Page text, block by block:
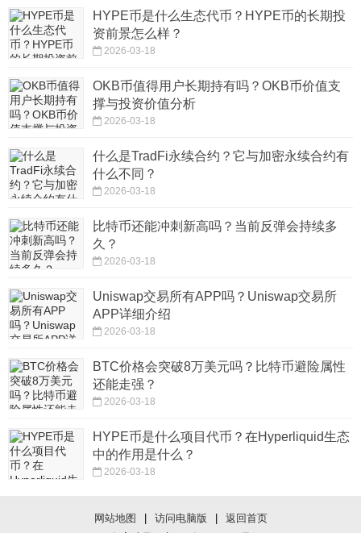
HYPE币是什么生态代币？HYPE币的长期投
资前景怎么样？
2026-03-18
OKB币值得用户长期持有吗？OKB币价值支
撑与投资价值分析
2026-03-18
什么是TradFi永续合约？它与加密永续合约有
什么不同？
2026-03-18
比特币还能冲刺新高吗？当前反弹会持续多
久？
2026-03-18
Uniswap交易所有APP吗？Uniswap交易所
APP详细介绍
2026-03-18
BTC价格会突破8万美元吗？比特币避险属性
还能走强？
2026-03-18
HYPE币是什么项目代币？在Hyperliquid生态
中的作用是什么？
2026-03-18
网站地图 | 访问电脑版 |
返回首页